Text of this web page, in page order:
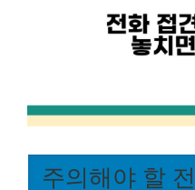
주의해야 할